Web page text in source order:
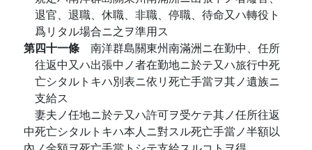
退官、退職、休職、非職、停職、待命又ハ轉役ト
爲リタル場合ニ之ヲ準用ス
第四十一條 南洋群島關東州南滿洲ニ在勤中、任所
往返中又ハ出張中ノ者在勤地ニ於テ又ハ旅行中死
亡シタルトキハ別表ニ依リ死亡手當ヲ其ノ遺族ニ
支給ス
妻夫ノ任地ニ於テ又ハ許可ヲ受ケテ其ノ任所往返
中死亡シタルトキハ本人ニ對スル死亡手當ノ半額以